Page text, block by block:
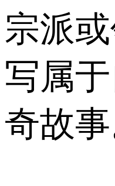
宗派
写属
奇故事